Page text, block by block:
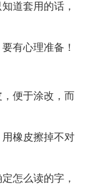
道套用的话，
有心理准备！
便于涂改，而
橡皮擦掉不对
怎么读的字，